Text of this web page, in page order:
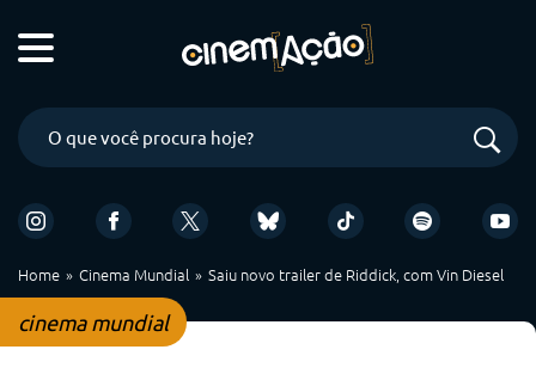
Home Cinema Mundial Saiu novo trailer de Riddick, com Vin Diesel
cinema mundial